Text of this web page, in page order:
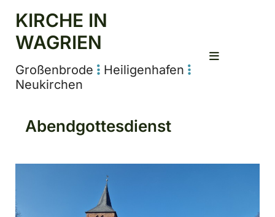
KIRCHE IN
WAGRIEN
Großenbrode  Heiligenhafen 
Neukirchen
Abendgottesdienst